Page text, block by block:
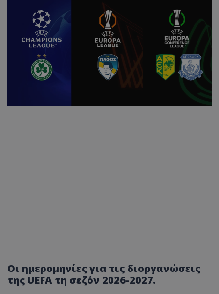
Οι ημερομηνίες για τις διοργανώσεις
της UEFA τη σεζόν 2026-2027.